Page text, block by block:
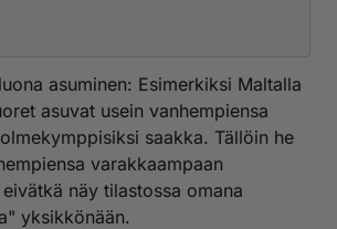
600
700
600
900
asuminen: Esimerkiksi Maltalla
asuvat usein vanhempiensa
saakka. Tällöin he
varakkaampaan
näy tilastossa omana
yksikkönään.